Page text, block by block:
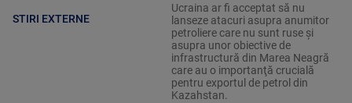
STIRI EXTERNE
Ucraina ar fi acceptat să nu
lanseze atacuri asupra anumitor
petroliere care nu sunt ruse şi
asupra unor obiective de
infrastructură din Marea Neagră
care au o importanţă crucială
pentru exportul de petrol din
Kazahstan.